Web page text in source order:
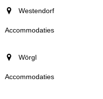
Westendorf
Wörgl